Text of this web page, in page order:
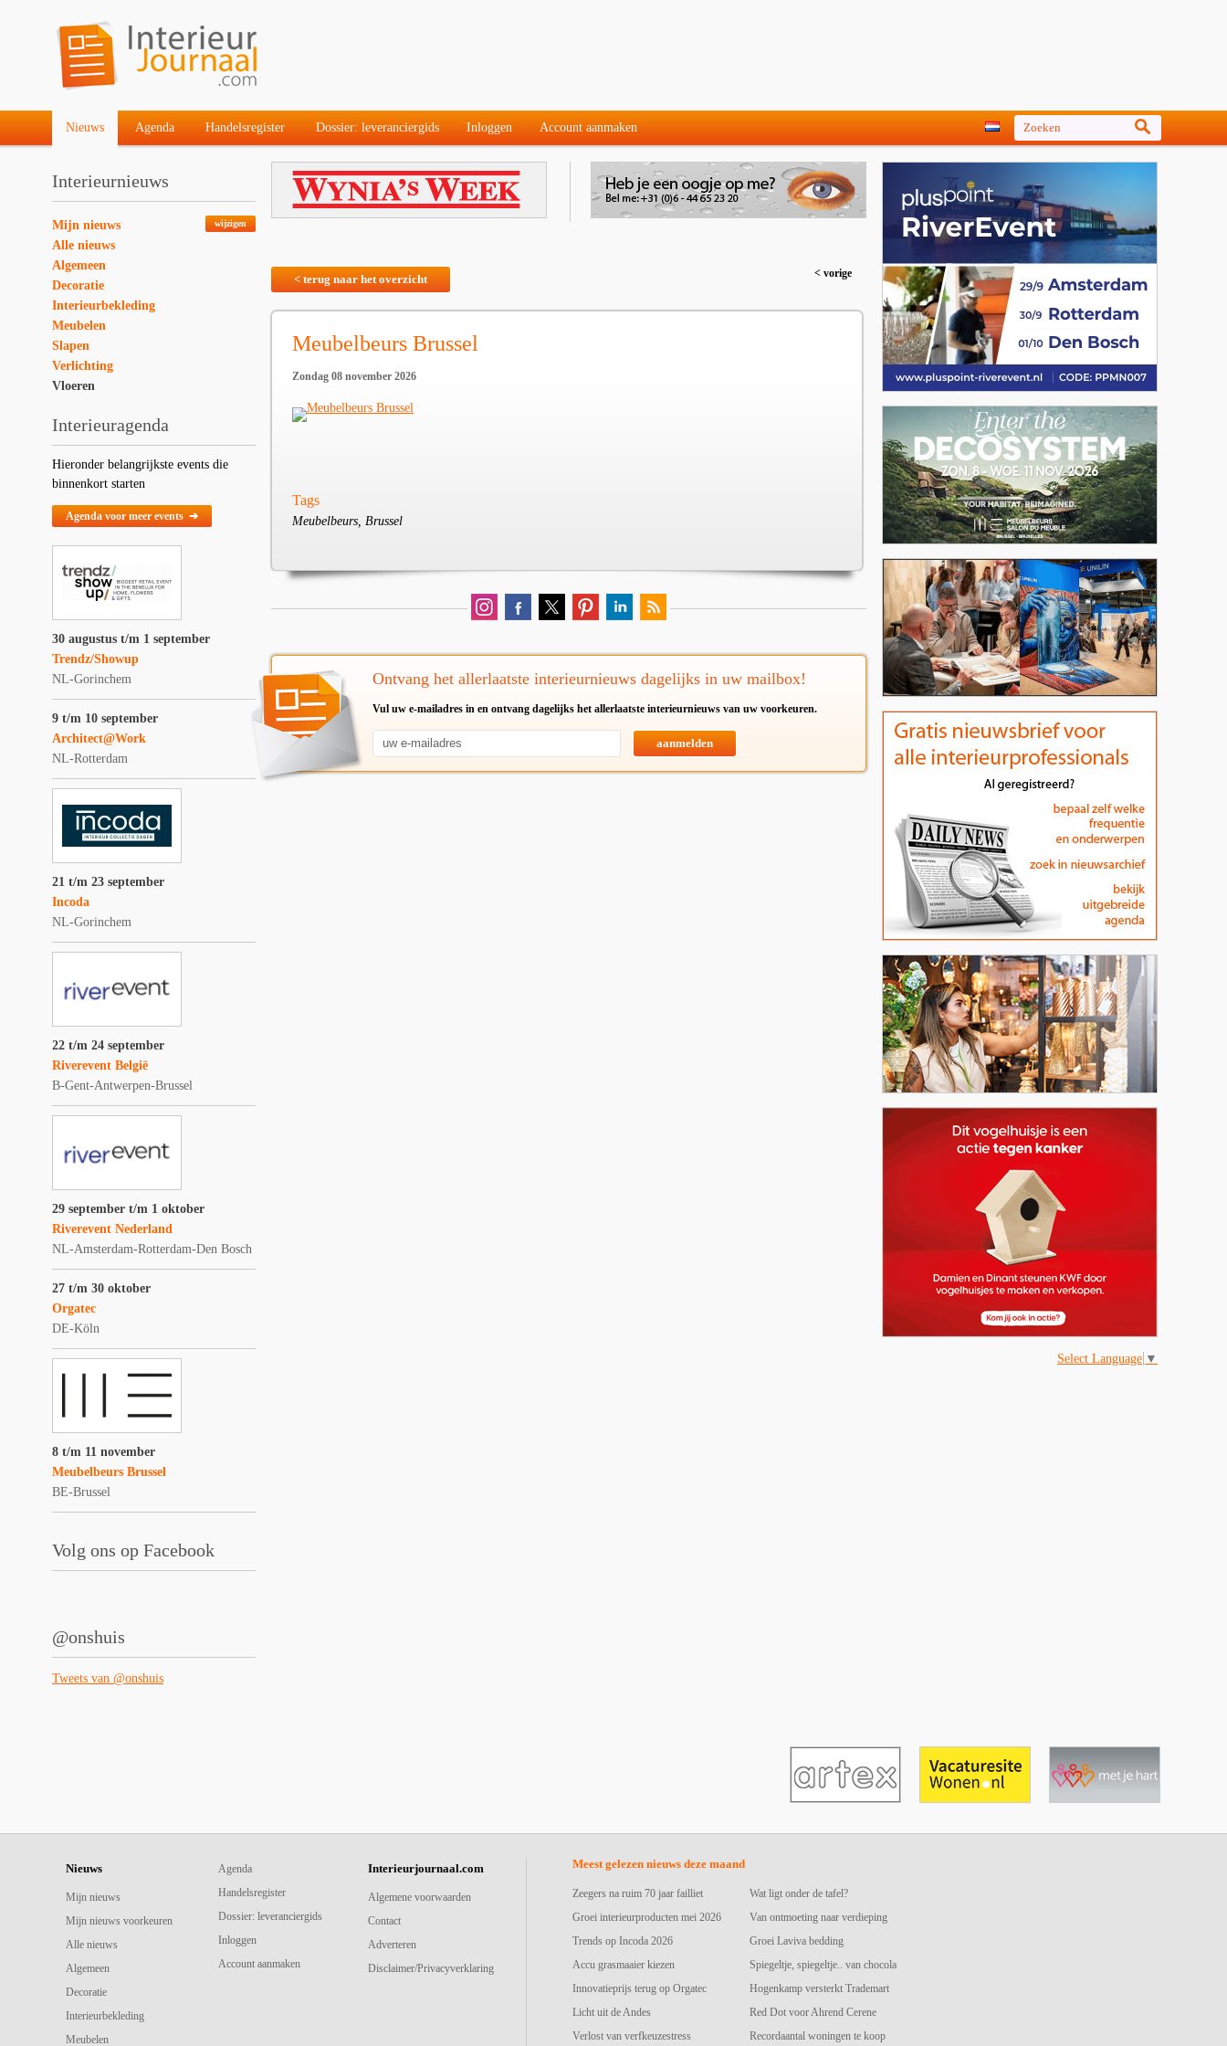
Nieuws Agenda Handelsregister Dossier: leveranciergids Inloggen Account aanmaken
Interieurnieuws
wijzigen
Mijn nieuws
Alle nieuws
Algemeen
Decoratie
Interieurbekleding
Meubelen
Slapen
Verlichting
Vloeren
Interieuragenda
Hieronder belangrijkste events die
binnenkort starten
Agenda voor meer events ➔
30 augustus t/m 1 september
Trendz/Showup
NL-Gorinchem
9 t/m 10 september
Architect@Work
NL-Rotterdam
21 t/m 23 september
Incoda
NL-Gorinchem
22 t/m 24 september
Riverevent België
B-Gent-Antwerpen-Brussel
29 september t/m 1 oktober
Riverevent Nederland
NL-Amsterdam-Rotterdam-Den Bosch
27 t/m 30 oktober
Orgatec
DE-Köln
8 t/m 11 november
Meubelbeurs Brussel
BE-Brussel
Volg ons op Facebook
@onshuis
Tweets van @onshuis
< terug naar het overzicht < vorige
Meubelbeurs Brussel
Zondag 08 november 2026
Tags
Meubelbeurs, Brussel
Ontvang het allerlaatste interieurnieuws dagelijks in uw mailbox!
Vul uw e-mailadres in en ontvang dagelijks het allerlaatste interieurnieuws van uw voorkeuren.
aanmelden
Select Language ▼
Nieuws
Mijn nieuws
Mijn nieuws voorkeuren
Alle nieuws
Algemeen
Decoratie
Interieurbekleding
Meubelen
Agenda
Handelsregister
Dossier: leveranciergids
Inloggen
Account aanmaken
Interieurjournaal.com
Algemene voorwaarden
Contact
Adverteren
Disclaimer/Privacyverklaring
Meest gelezen nieuws deze maand
Zeegers na ruim 70 jaar failliet
Groei interieurproducten mei 2026
Trends op Incoda 2026
Accu grasmaaier kiezen
Innovatieprijs terug op Orgatec
Licht uit de Andes
Verlost van verfkeuzestress
Wat ligt onder de tafel?
Van ontmoeting naar verdieping
Groei Laviva bedding
Spiegeltje, spiegeltje.. van chocola
Hogenkamp versterkt Trademart
Red Dot voor Ahrend Cerene
Recordaantal woningen te koop